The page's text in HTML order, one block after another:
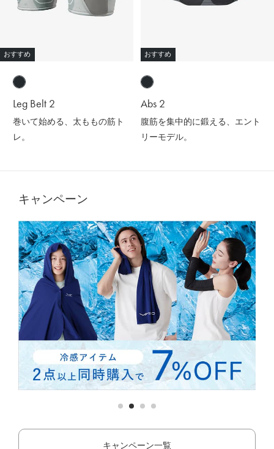
おすすめ
Leg Belt 2
巻いて始める、太ももの筋ト
レ。
おすすめ
Abs 2
腹筋を集中的に鍛える、エント
リーモデル。
キャンペーン
キャンペーン一覧